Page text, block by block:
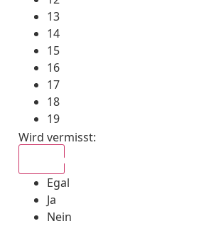
13
14
15
16
17
18
19
Wird vermisst:
Egal
Ja
Nein